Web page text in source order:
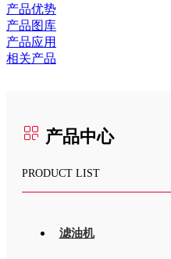
产品优势
产品图库
产品应用
相关产品
产品中心
PRODUCT LIST
滤油机